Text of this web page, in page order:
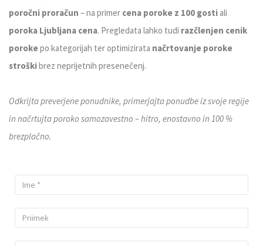
poročni proračun – na primer cena poroke z 100 gosti ali
poroka Ljubljana cena. Pregledata lahko tudi razčlenjen cenik
porokepo kategorijah ter optimizirata načrtovanje poroke
stroškibrez neprijetnih presenečenj.
Odkrijta preverjene ponudnike, primerjajta ponudbe iz svoje regije
in načrtujta poroko samozavestno – hitro, enostavno in 100 %
brezplačno.